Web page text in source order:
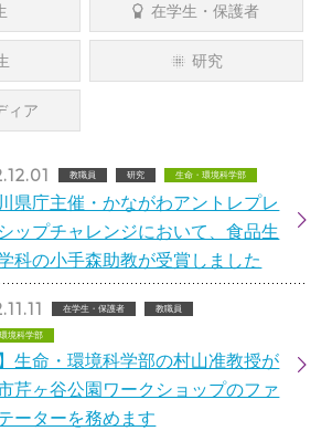
在学生・保護者
研究
ィア
教職員 研究 生命・環境科学部
県庁主催・かながわアントレプレ
ップチャレンジにおいて、食品生
科の小手森助教が受賞しました
在学生・保護者 教職員
境科学部
】生命・環境科学部の村山准教授が
芹ヶ谷公園ワークショップのファ
ーターを務めます